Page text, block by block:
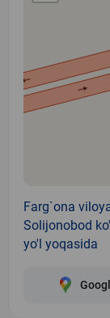
Farg`ona
Solijonobod
yo'l yoqasida